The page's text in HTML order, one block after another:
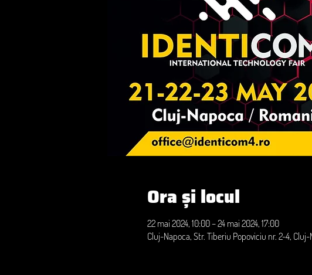
Ora și locul
22 mai 2024, 10:00 – 24 mai 2024, 17:00
Cluj-Napoca, Str. Tiberiu Popoviciu nr. 2-4,